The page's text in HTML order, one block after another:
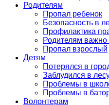
Родителям
Пропал ребенок
Безопасность в
Профилактика
Родителям важно
Пропал взрослый
Детям
Потерялся в
Заблудился в
Проблемы в
Проблемы в
Волонтерам